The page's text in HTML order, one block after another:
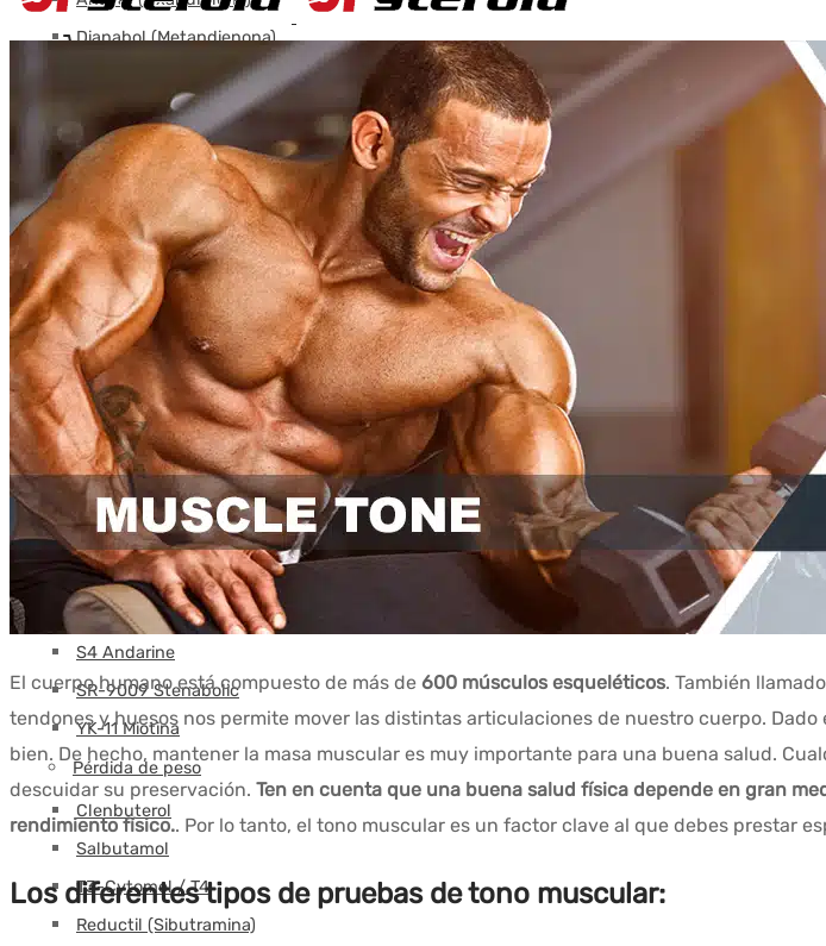
Dianabol (Metandienona)
Halotestín (Fluoximesterona)
Primobolan oral (Acetato de Metenolona)
Superdrol (Metasterona)
Trenbolona oral (metil-tren)
Testosterona Oral
Turinabol
Winstrol (Stanozolol) Oral
SARM
ACP-105
GW50516 Cardarine
LGD Ligandrol
MK-2866 Ostarina
MK-677 Ibutamoren
RAD-140 Testolona
S23 Mastorin
S4 Andarine
SR-9009 Stenabolic
YK-11 Miotina
Pérdida de peso
Clenbuterol
Salbutamol
T3-Cytomel / T4
Reductil (Sibutramina)
El cuerpo humano está compuesto de más de 600 músculos esqueléticos. También
tendones y huesos nos permite mover las distintas articulaciones de nuestro cuerpo.
bien. De hecho, mantener la masa muscular es muy importante para una buena salud.
descuidar su preservación. Ten en cuenta que una buena salud física depende en gran
rendimiento físico.. Por lo tanto, el tono muscular es un factor clave al que debes prestar
Los diferentes tipos de pruebas de tono muscular: